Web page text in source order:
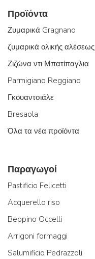
Προϊόντα
Ζυμαρικά Gragnano
ζυμαρικά ολικής αλέσεως
Ζιζώνα ντι Μπατίπαγλια
Parmigiano Reggiano
Γκουαντσιάλε
Bresaola
Όλα τα νέα προϊόντα
Παραγωγοί
Pastificio Felicetti
Acquerello riso
Beppino Occelli
Arrigoni formaggi
Salumificio Pedrazzoli